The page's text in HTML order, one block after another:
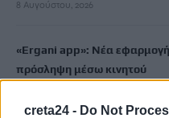
creta24 - Do Not
8 Αυγούστου, 2026
«Ergani app»: Νέα εφαρμογή
πρόσληψη μέσω κινητού